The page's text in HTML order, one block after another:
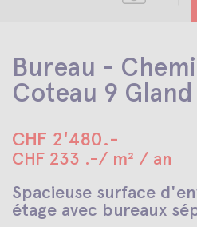
Bureau -
Coteau 9 Gland
CHF 2'480.-
CHF 233 .-/ m² / an
Spacieuse surface
étage avec bureaux